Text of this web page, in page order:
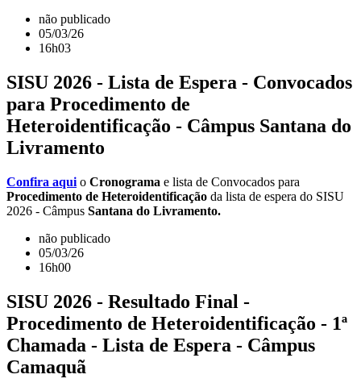
não publicado
05/03/26
16h03
SISU 2026 - Lista de Espera - Convocados
para Procedimento de
Heteroidentificação - Câmpus Santana do
Livramento
Confira aqui o Cronograma e lista de Convocados para
Procedimento de Heteroidentificação da lista de espera do SISU
2026 - Câmpus Santana do Livramento.
não publicado
05/03/26
16h00
SISU 2026 - Resultado Final -
Procedimento de Heteroidentificação - 1ª
Chamada - Lista de Espera - Câmpus
Camaquã